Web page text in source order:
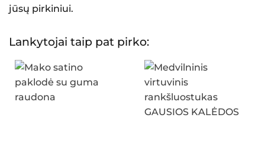
jūsų pirkiniui.
Lankytojai taip pat pirko: